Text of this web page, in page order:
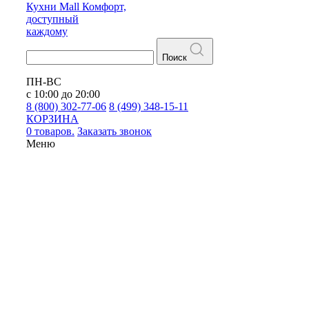
Кухни Mall Комфорт,
доступный
каждому
Поиск
ПН-ВС
с 10:00 до 20:00
8 (800) 302-77-06 8 (499) 348-15-11
КОРЗИНА
0 товаров. Заказать звонок
Меню